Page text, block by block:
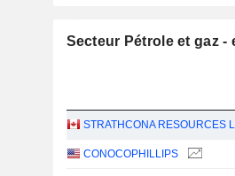
Secteur Pétrole et gaz
CONOCOPHILLIPS